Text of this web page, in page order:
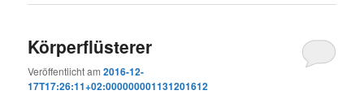
Körperflüsterer
Veröffentlicht am2016-12-
17T17:26:11+02:000000001131201612